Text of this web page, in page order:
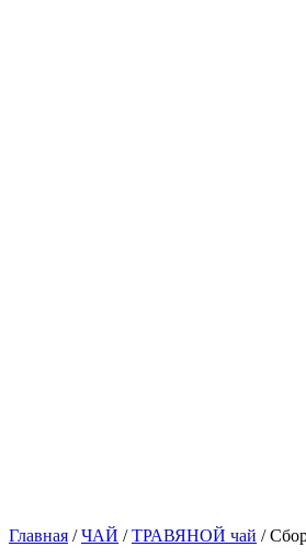
Главная /ЧАЙ /ТРАВЯНОЙ чай /